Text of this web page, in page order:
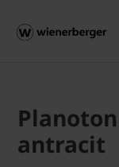
antracit